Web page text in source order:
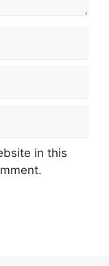
in this